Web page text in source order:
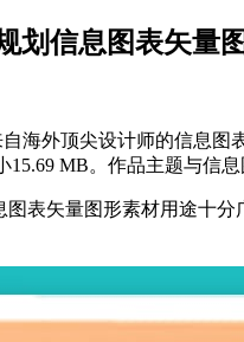
划信息图表矢量
海外顶尖设计师的信息图
15.69 MB。作品主题与信
图表矢量图形素材用途十